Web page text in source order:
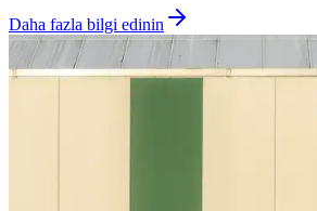
Daha fazla bilgi edinin